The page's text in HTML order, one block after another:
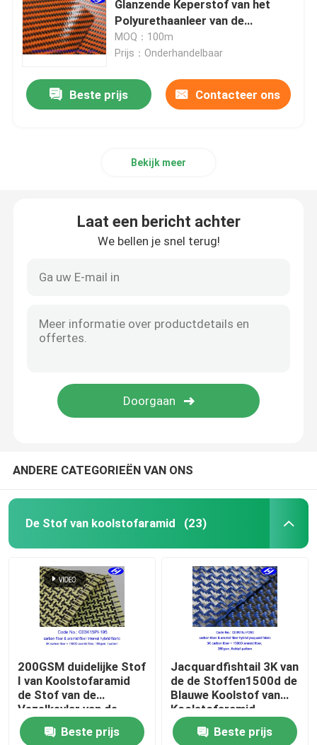
Samengestelde Stoffen
industriële feltenrollen
Glanzende Keperstof van het
Polyurethaanleer van de
Koolstofkevlar Hybride Stof voor
Handschoenen
MOQ：100m
Prijs：Onderhandelbaar
Beste prijs Contacteer ons
Bekijk meer
Laat een bericht achter
We bellen je snel terug!
ANDERE CATEGORIEËN VAN ONS
De Stof van koolstofaramid (23)
200GSM duidelijke Stof
I van Koolstofaramid
de Stof van de
Vezelkevlar van de
Patroon1500d 3K
KoolstofBeste prijs
Jacquardfishtail 3K van
de de Stoffen1500d de
Blauwe Koolstof van
Koolstofaramid
Hybride Stof van
Aramid Beste prijs